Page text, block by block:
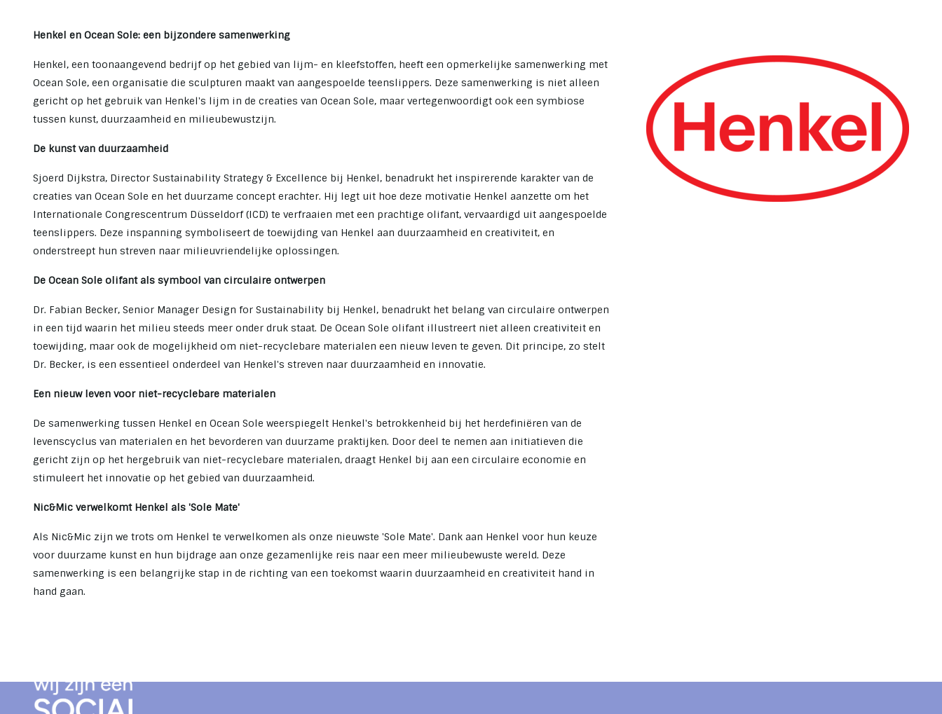
Henkel en Ocean Sole: een bijzondere samenwerking
Henkel, een toonaangevend bedrijf op het gebied van lijm- en kleefstoffen, heeft een opmerkelijke samenwerking met
Ocean Sole, een organisatie die sculpturen maakt van aangespoelde teenslippers. Deze samenwerking is niet alleen
gericht op het gebruik van Henkel's lijm in de creaties van Ocean Sole, maar vertegenwoordigt ook een symbiose
tussen kunst, duurzaamheid en milieubewustzijn.
De kunst van duurzaamheid
Sjoerd Dijkstra, Director Sustainability Strategy & Excellence bij Henkel, benadrukt het inspirerende karakter van de
creaties van Ocean Sole en het duurzame concept erachter. Hij legt uit hoe deze motivatie Henkel aanzette om het
Internationale Congrescentrum Düsseldorf (ICD) te verfraaien met een prachtige olifant, vervaardigd uit aangespoelde
teenslippers. Deze inspanning symboliseert de toewijding van Henkel aan duurzaamheid en creativiteit, en
onderstreept hun streven naar milieuvriendelijke oplossingen.
De Ocean Sole olifant als symbool van circulaire ontwerpen
Dr. Fabian Becker, Senior Manager Design for Sustainability bij Henkel, benadrukt het belang van circulaire ontwerpen
in een tijd waarin het milieu steeds meer onder druk staat. De Ocean Sole olifant illustreert niet alleen creativiteit en
toewijding, maar ook de mogelijkheid om niet-recyclebare materialen een nieuw leven te geven. Dit principe, zo stelt
Dr. Becker, is een essentieel onderdeel van Henkel's streven naar duurzaamheid en innovatie.
Een nieuw leven voor niet-recyclebare materialen
De samenwerking tussen Henkel en Ocean Sole weerspiegelt Henkel's betrokkenheid bij het herdefiniëren van de
levenscyclus van materialen en het bevorderen van duurzame praktijken. Door deel te nemen aan initiatieven die
gericht zijn op het hergebruik van niet-recyclebare materialen, draagt Henkel bij aan een circulaire economie en
stimuleert het innovatie op het gebied van duurzaamheid.
Nic&Mic verwelkomt Henkel als 'Sole Mate'
Als Nic&Mic zijn we trots om Henkel te verwelkomen als onze nieuwste 'Sole Mate'. Dank aan Henkel voor hun keuze
voor duurzame kunst en hun bijdrage aan onze gezamenlijke reis naar een meer milieubewuste wereld. Deze
samenwerking is een belangrijke stap in de richting van een toekomst waarin duurzaamheid en creativiteit hand in
hand gaan.